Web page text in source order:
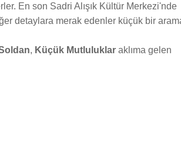
En son Sadri Alışık Kültür Merkezi'nde
detaylara merak edenler küçük bir
, Küçük Mutluluklar aklıma gelen